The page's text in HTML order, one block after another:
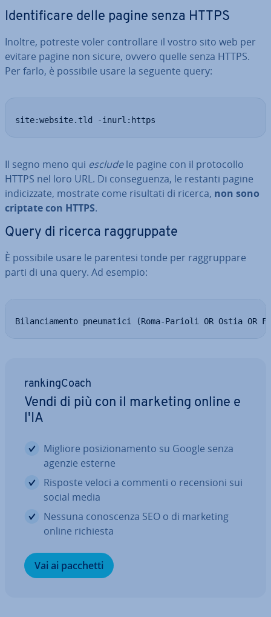
Iden­ti­fi­ca­re delle pagine senza HTTPS
Inoltre, potreste voler con­trol­la­re il vostro sito web per
evitare pagine non sicure, ovvero quelle senza HTTPS.
Per farlo, è possibile usare la seguente query:
site:website.tld -inurl:https
Il segno meno qui escludele pagine con il pro­to­col­lo
HTTPS nel loro URL. Di con­se­guen­za, le restanti pagine
in­di­ciz­za­te, mostrate come risultati di ricerca, non sono
criptate con HTTPS.
Query di ricerca rag­grup­pa­te
È possibile usare le parentesi tonde per rag­grup­pa­re
parti di una query. Ad esempio:
Bilanciamento pneumatici (Roma-Parioli OR Ostia OR
ran­kin­g­Coach
Vendi di più con il marketing online e
l'IA
Migliore po­si­zio­na­men­to su Google senza
agenzie esterne
Risposte veloci a commenti o re­cen­sio­ni sui
social media
Nessuna co­no­scen­za SEO o di marketing
online richiesta
Vai ai pacchetti